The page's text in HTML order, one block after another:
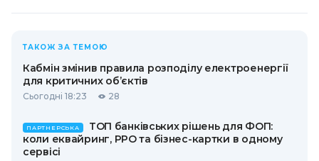
ТАКОЖ ЗА ТЕМОЮ
Кабмін змінив правила розподілу електроенергії
для критичних об’єктів
Сьогодні 18:23 28
ПАРТНЕРСЬКА
ТОП банківських рішень для ФОП:
коли еквайринг, РРО та бізнес-картки в одному
сервісі